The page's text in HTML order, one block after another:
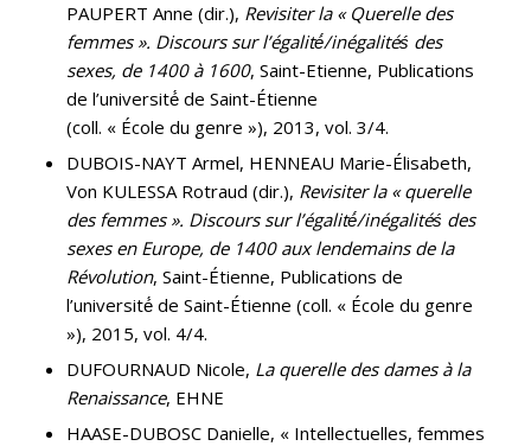
PAUPERT Anne (dir.), Revisiter la « Querelle des
femmes ». Discours sur l’égalité́/inégalitéś des
sexes, de 1400 à 1600, Saint-Etienne, Publications
de l’université́ de Saint-Étienne
(coll. « École du genre »), 2013, vol. 3/4.
DUBOIS-NAYT Armel, HENNEAU Marie-Élisabeth,
Von KULESSA Rotraud (dir.), Revisiter la « querelle
des femmes ». Discours sur l’égalité́/inégalitéś des
sexes en Europe, de 1400 aux lendemains de la
Révolution, Saint-Étienne, Publications de
l’université́ de Saint-Étienne (coll. « École du genre
»), 2015, vol. 4/4.
DUFOURNAUD Nicole, La querelle des dames à la
Renaissance, EHNE
HAASE-DUBOSC Danielle, « Intellectuelles, femmes